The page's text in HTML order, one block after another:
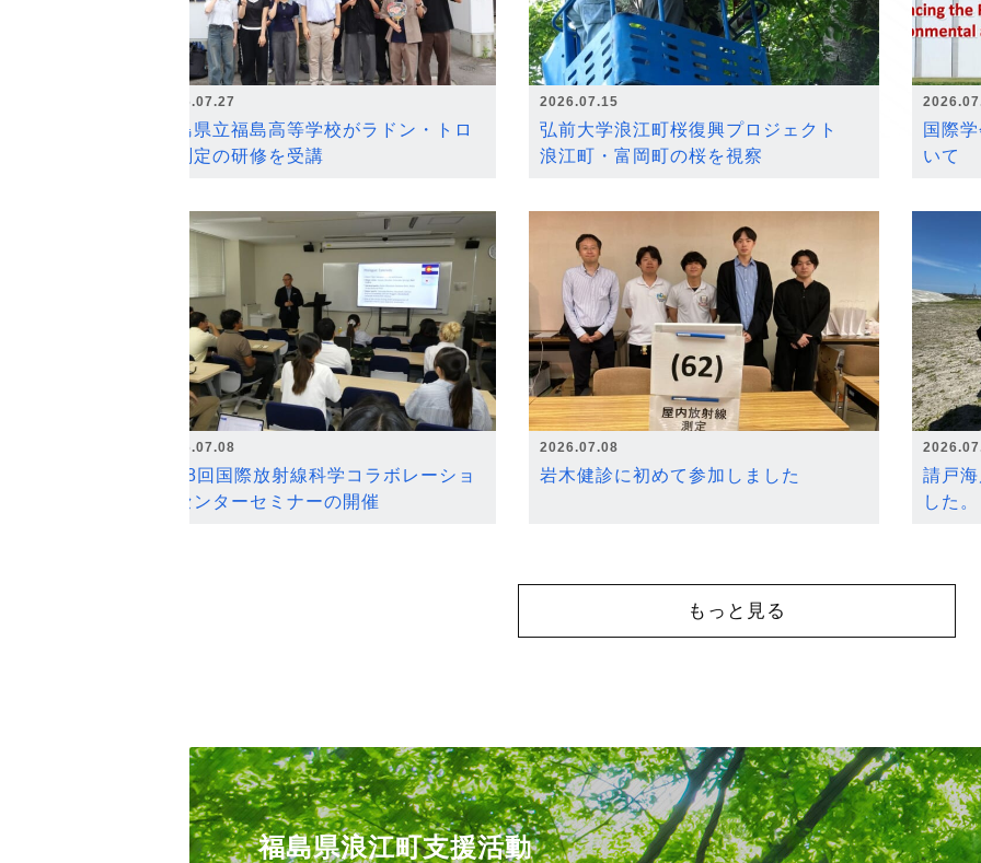
2026.07.27
福島県立福島高等学校がラドン・トロ
ン測定の研修を受講
2026.07.15
弘前大学浪江町桜復興プロジェクト
浪江町・富岡町の桜を視察
国際
いて
2026.07.08
第18回国際放射線科学コラボレーショ
ンセンターセミナーの開催
2026.07.08
岩木健診に初めて参加しました
請戸
した。
もっと見る
福島県浪江町支援活動